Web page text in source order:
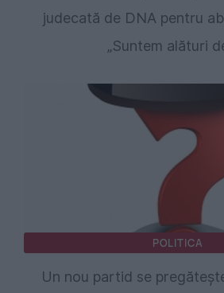
judecată de DNA pentru
„Suntem alături
POLITICA
Un nou partid se